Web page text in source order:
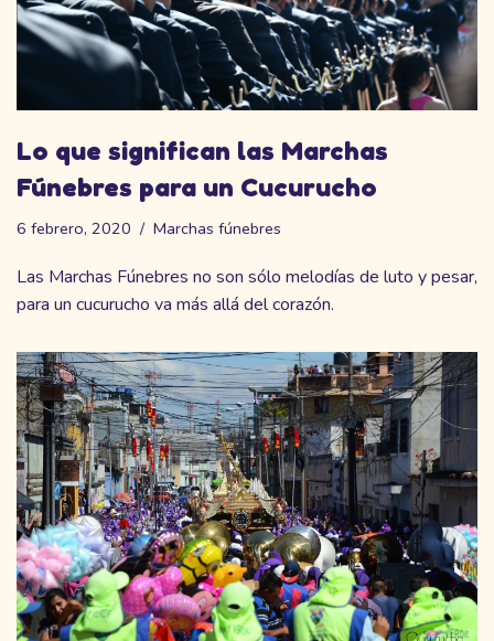
Lo que significan las Marchas
Fúnebres para un Cucurucho
6 febrero, 2020 Marchas fúnebres
Las Marchas Fúnebres no son sólo melodías de luto y pesar,
para un cucurucho va más allá del corazón.